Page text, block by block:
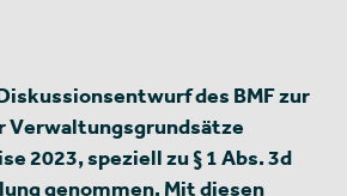
des BMF zur
Verwaltungsgrundsätze
2023, speziell zu § 1 Abs. 3d
genommen. Mit diesen